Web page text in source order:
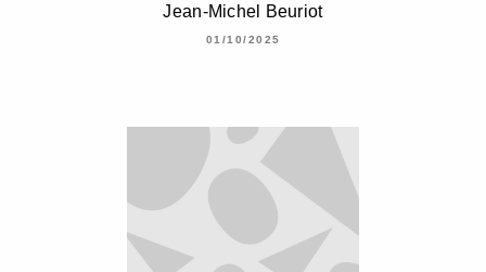
Jean-Michel Beuriot
01/10/2025